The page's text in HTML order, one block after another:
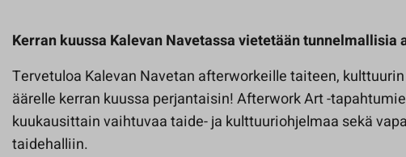
Kerran kuussa Kalevan Navetassa vietetään tunnel­mal­li­sia
Tervetuloa Kalevan Navetan afterworkeille taiteen,
äärelle kerran kuussa perjantaisin! Afterwork Art -
kuukausittain vaihtuvaa taide- ja kulttuuriohjelmaa sekä
taidehalliin.